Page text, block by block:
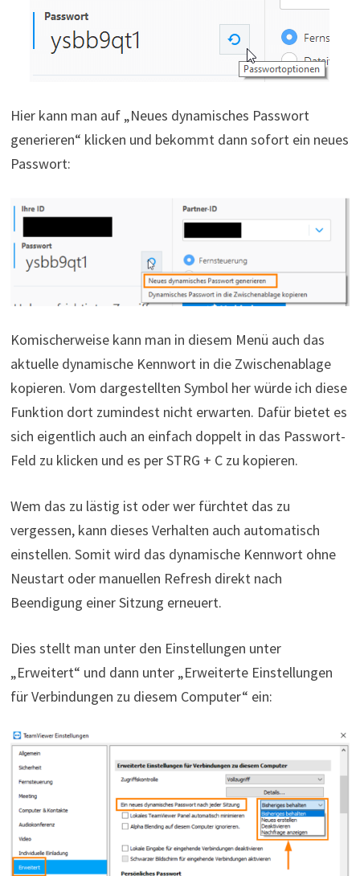
Hier kann man auf „Neues dynamisches Passwort
generieren“ klicken und bekommt dann sofort ein neues
Passwort:
Komischerweise kann man in diesem Menü auch das
aktuelle dynamische Kennwort in die Zwischenablage
kopieren. Vom dargestellten Symbol her würde ich diese
Funktion dort zumindest nicht erwarten. Dafür bietet es
sich eigentlich auch an einfach doppelt in das Passwort-
Feld zu klicken und es per STRG + C zu kopieren.
Wem das zu lästig ist oder wer fürchtet das zu
vergessen, kann dieses Verhalten auch automatisch
einstellen. Somit wird das dynamische Kennwort ohne
Neustart oder manuellen Refresh direkt nach
Beendigung einer Sitzung erneuert.
Dies stellt man unter den Einstellungen unter
„Erweitert“ und dann unter „Erweiterte Einstellungen
für Verbindungen zu diesem Computer“ ein: